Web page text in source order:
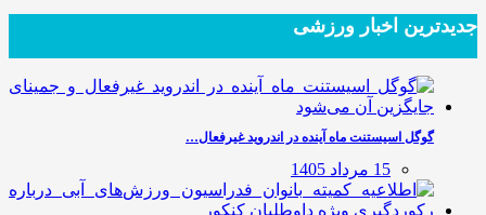
جدیدترین‌ اخبار ورزشی
گوگل اسیستنت ماه آینده در اندروید غیرفعال…
15 مرداد 1405